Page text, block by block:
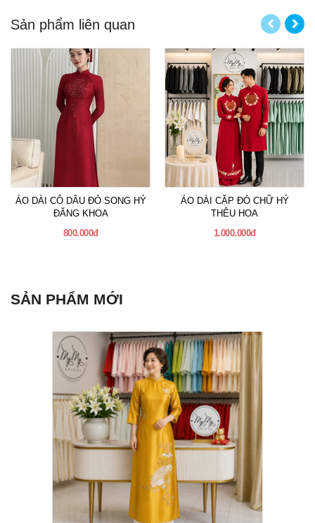
Sản phẩm liên quan
ÁO DÀI CÔ DÂU ĐỎ SONG HỶ
ĐĂNG KHOA
800.000đ
ÁO DÀI CẶP ĐỎ CHỮ HỶ
THÊU HOA
1.000.000đ
SẢN PHẨM MỚI